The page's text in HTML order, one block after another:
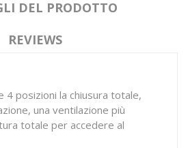
DEL PRODOTTO
REVIEWS
4 posizioni la chiusura totale,
una ventilazione più
totale per accedere al